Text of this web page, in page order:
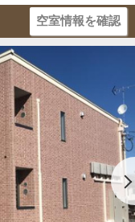
空室情報を確認